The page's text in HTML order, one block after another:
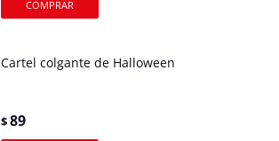
Cartel colgante de Halloween
$89